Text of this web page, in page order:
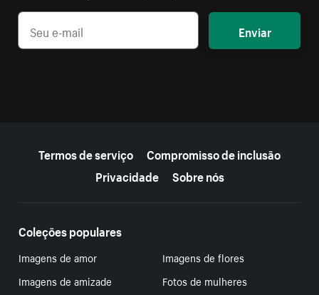
Enviar
Termos de serviço
Compromisso de inclusão
Privacidade
Sobre nós
Coleções populares
Imagens de amor
Imagens de flores
Imagens de amizade
Fotos de mulheres